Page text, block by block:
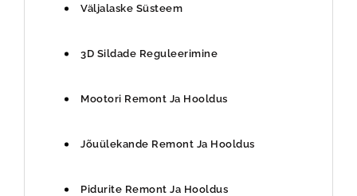
Väljalaske Süsteem
3D Sildade Reguleerimine
Mootori Remont Ja Hooldus
Jõuülekande Remont Ja Hooldus
Pidurite Remont Ja Hooldus